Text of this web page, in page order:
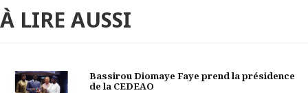
À LIRE AUSSI
Bassirou Diomaye Faye prend la présidence
de la CEDEAO